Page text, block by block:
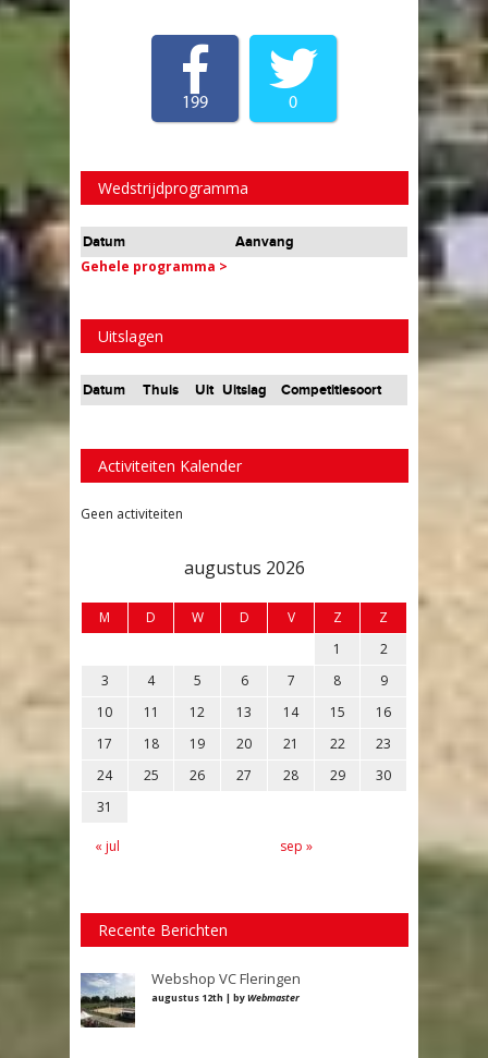
199 0
Wedstrijdprogramma
Datum Aanvang
Gehele programma >
Uitslagen
Datum Thuis Uit Uitslag Competitiesoort
Activiteiten Kalender
Geen activiteiten
augustus 2026
M D W D V Z
Z
1
2
3
4 5 6 7 8
9
10
11 12 13 14 15
16
17
18 19 20 21 22
23
24
25 26 27 28 29
30
31
« jul sep »
Recente Berichten
Webshop VC Fleringen
augustus 12th | byWebmaster